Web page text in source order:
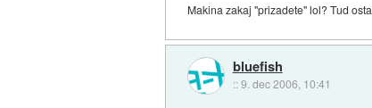
Makina zakaj "prizadete" lol? Tud
bluefish
::9. dec 2006, 10:41